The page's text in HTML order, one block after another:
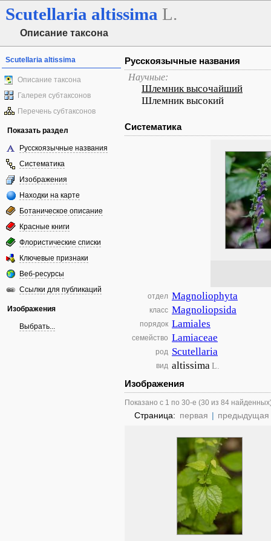
Scutellaria altissima L.
Описание таксона
Scutellaria altissima
Описание таксона
Галерея субтаксонов
Перечень субтаксонов
Показать раздел
Русскоязычные названия
Систематика
Изображения
Находки на карте
Ботаническое описание
Красные книги
Флористические списки
Ключевые признаки
Веб-ресурсы
Ссылки для публикаций
Изображения
Выбрать...
Русскоязычные названия
Научные:
Шлемник высочайший
Шлемник высокий
Систематика
отдел Magnoliophyta
класс Magnoliopsida
порядок Lamiales
семейство Lamiaceae
род Scutellaria
вид altissimaL.
Изображения
Показано с 1 по 30-е (30 из 84
Страница: первая | предыдущая